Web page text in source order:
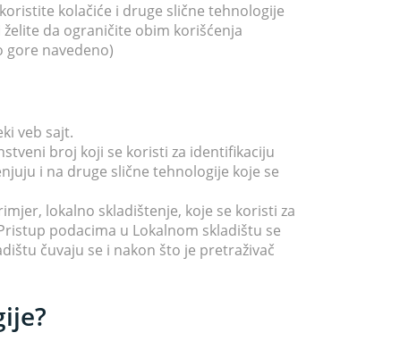
kolačiće i druge slične tehnologije
da ograničite obim korišćenja
gore navedeno)
veb sajt.
broj koji se koristi za identifikaciju
i na druge slične tehnologije koje se
lokalno skladištenje, koje se koristi za
podacima u Lokalnom skladištu se
čuvaju se i nakon što je pretraživač